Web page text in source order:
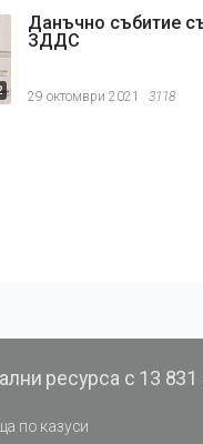
Данъчно събитие
ЗДДС
29 октомври 2021 3118
ресурса с 13
по казуси